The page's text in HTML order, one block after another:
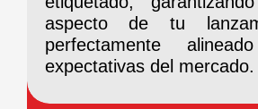
aspecto de tu
perfectamente
expectativas del mercado.